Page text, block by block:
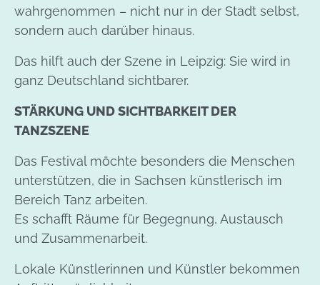
wahrgenommen – nicht nur in der Stadt selbst,
sondern auch darüber hinaus.
Das hilft auch der Szene in Leipzig: Sie wird in
ganz Deutschland sichtbarer.
STÄRKUNG UND SICHTBARKEIT DER
TANZSZENE
Das Festival möchte besonders die Menschen
unterstützen, die in Sachsen künstlerisch im
Bereich Tanz arbeiten.
Es schafft Räume für Begegnung, Austausch
und Zusammenarbeit.
Lokale Künstlerinnen und Künstler bekommen